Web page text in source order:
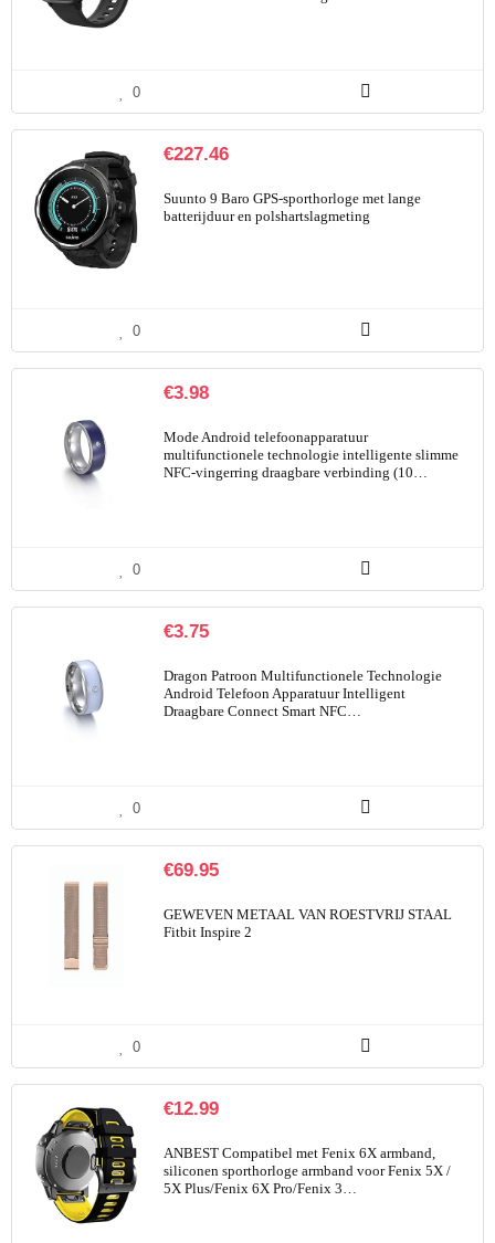
0
€227.46
Suunto 9 Baro GPS-sporthorloge met lange
batterijduur en polshartslagmeting
0
€3.98
Mode Android telefoonapparatuur
multifunctionele technologie intelligente slimme
NFC-vingerring draagbare verbinding (10…
0
€3.75
Dragon Patroon Multifunctionele Technologie
Android Telefoon Apparatuur Intelligent
Draagbare Connect Smart NFC…
0
€69.95
GEWEVEN METAAL VAN ROESTVRIJ STAAL
Fitbit Inspire 2
0
€12.99
ANBEST Compatibel met Fenix 6X armband,
siliconen sporthorloge armband voor Fenix 5X /
5X Plus/Fenix 6X Pro/Fenix 3…